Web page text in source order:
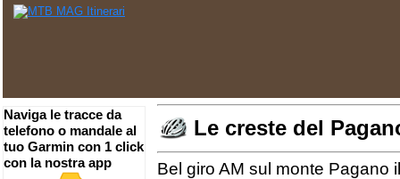
Le creste del
Bel giro AM sul monte Pagano
Naviga le tracce da
telefono o mandale al
tuo Garmin con 1 click
con la nostra app